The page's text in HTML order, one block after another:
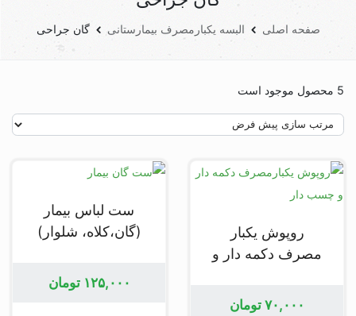
صفحه اصلی البسه یکبارمصرف بیمارستانی گان جراحی
5 محصول موجود است
روپوش یکبار
مصرف دکمه دار و
۷۰,۰۰۰تومان
ست لباس بیمار
(گان،کلاه، شلوار)
۱۲۵,۰۰۰ تومان